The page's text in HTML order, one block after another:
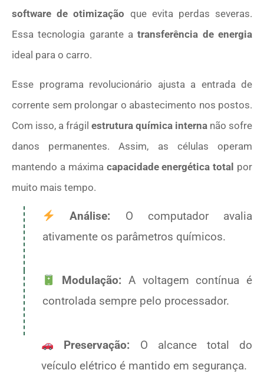
software de otimização que evita perdas severas.
Essa tecnologia garante atransferência de energia
ideal para o carro.
Esse programa revolucionário ajusta a entrada de
corrente sem prolongar o abastecimento nos postos.
Com isso, a frágil estrutura química interna não sofre
danos permanentes. Assim, as células operam
mantendo a máxima capacidade energética total por
muito mais tempo.
Análise: O computador avalia
ativamente os parâmetros químicos.
Modulação: A voltagem contínua é
controlada sempre pelo processador.
Preservação: O alcance total do
veículo elétrico é mantido em segurança.